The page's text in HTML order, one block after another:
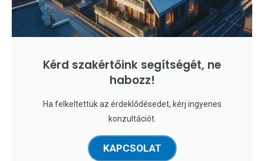
Kérd szakértőink segítségét, ne
habozz!
Ha felkeltettük az érdeklődésedet, kérj ingyenes
konzultációt.
KAPCSOLAT